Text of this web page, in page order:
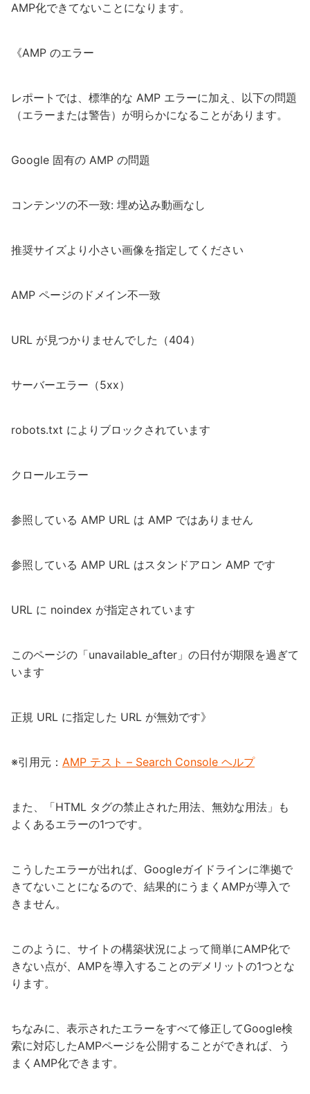
AMP化できてないことになります。
《AMP のエラー
レポートでは、標準的な AMP エラーに加え、以下の問題
（エラーまたは警告）が明らかになることがあります。
Google 固有の AMP の問題
コンテンツの不一致: 埋め込み動画なし
推奨サイズより小さい画像を指定してください
AMP ページのドメイン不一致
URL が見つかりませんでした（404）
サーバーエラー（5xx）
robots.txt によりブロックされています
クロールエラー
参照している AMP URL は AMP ではありません
参照している AMP URL はスタンドアロン AMP です
URL に noindex が指定されています
このページの「unavailable_after」の日付が期限を過ぎて
います
正規 URL に指定した URL が無効です》
※引用元： AMP テスト – Search Console ヘルプ
また、「HTML タグの禁止された用法、無効な用法」も
よくあるエラーの1つです。
こうしたエラーが出れば、Googleガイドラインに準拠で
きてないことになるので、結果的にうまくAMPが導入で
きません。
このように、サイトの構築状況によって簡単にAMP化で
きない点が、AMPを導入することのデメリットの1つとな
ります。
ちなみに、表示されたエラーをすべて修正してGoogle検
索に対応したAMPページを公開することができれば、う
まくAMP化できます。